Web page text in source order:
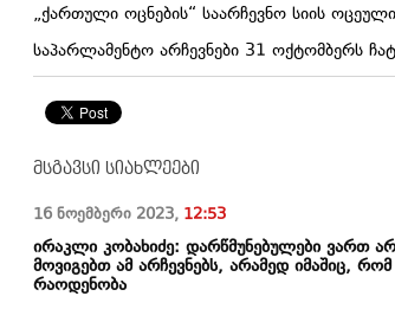
„ქართული ოცნების“ საარჩევნო სიის ოცეული
საპარლამენტო არჩევნები 31 ოქტომბერს
მსგავსი სიახლეები
16 ნოემბერი 2023, 12:53
ირაკლი კობახიძე: დარწმუნებულები ვართ
მოვიგებთ ამ არჩევნებს, არამედ იმაშიც,
რაოდენობა